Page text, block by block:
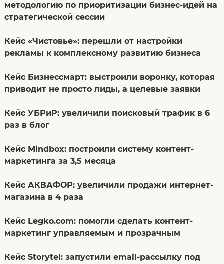
методологию по приоритизации бизнес-идей на
стратегической сессии
Кейс «Чистовье»: перешли от настройки
рекламы к комплексному развитию бизнеса
Кейс Бизнессмарт: выстроили воронку, которая
приводит не просто лиды, а целевые заявки
Кейс УБРиР: увеличили поисковый трафик в 6
раз в блог
Кейс Mindbox: построили систему контент-
маркетинга за 3,5 месяца
Кейс АКВАФОР: увеличили продажи интернет-
магазина в 4 раза
Кейс Legko.com: помогли сделать контент-
маркетинг управляемым и прозрачным
Кейс Storytel: запустили email-рассылку под